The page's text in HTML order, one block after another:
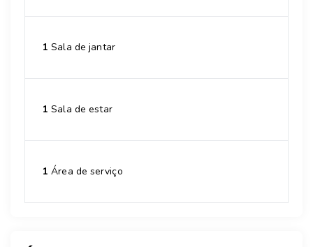
1 Sala de jantar
1 Sala de estar
1 Área de serviço